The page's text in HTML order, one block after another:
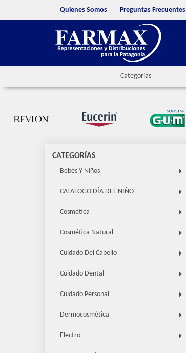
Quienes Somos Preguntas Frecuentes
Categorías
CATEGORÍAS
Bebés Y Niños
CATALOGO DÍA DEL NIÑO
Cosmética
Cosmética Natural
Cuidado Del Cabello
Cuidado Dental
Cuidado Personal
Dermocosmética
Electro